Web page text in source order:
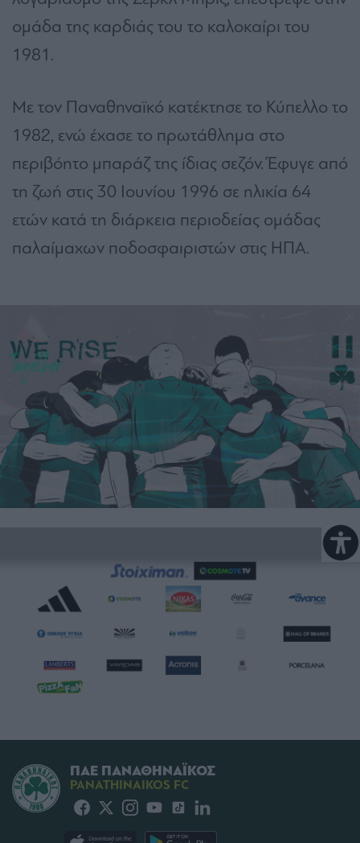
ομάδα της καρδιάς του το καλοκαίρι του
1981.
Με τον Παναθηναϊκό κατέκτησε το Κύπελλο το
1982, ενώ έχασε το πρωτάθλημα στο
περιβόητο μπαράζ της ίδιας σεζόν. Έφυγε από
τη ζωή στις 30 Ιουνίου 1996 σε ηλικία 64
ετών κατά τη διάρκεια περιοδείας ομάδας
παλαίμαχων ποδοσφαιριστών στις ΗΠΑ.
ΠΑΕ ΠΑΝΑΘΗΝΑΪΚΟΣ
PANATHINAIKOS FC